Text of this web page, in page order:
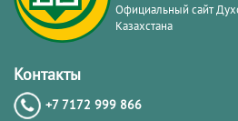
Официальный сайт
Казахстана
Контакты
+7 7172 999 866